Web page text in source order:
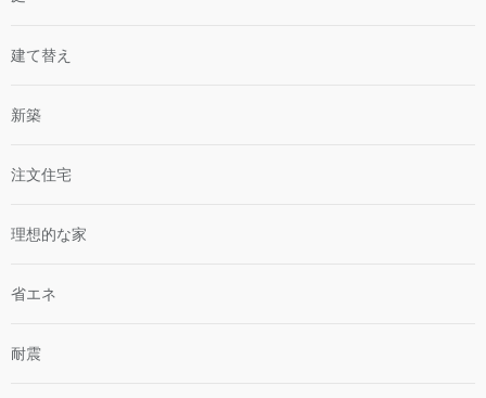
建て替え
新築
注文住宅
理想的な家
省エネ
耐震